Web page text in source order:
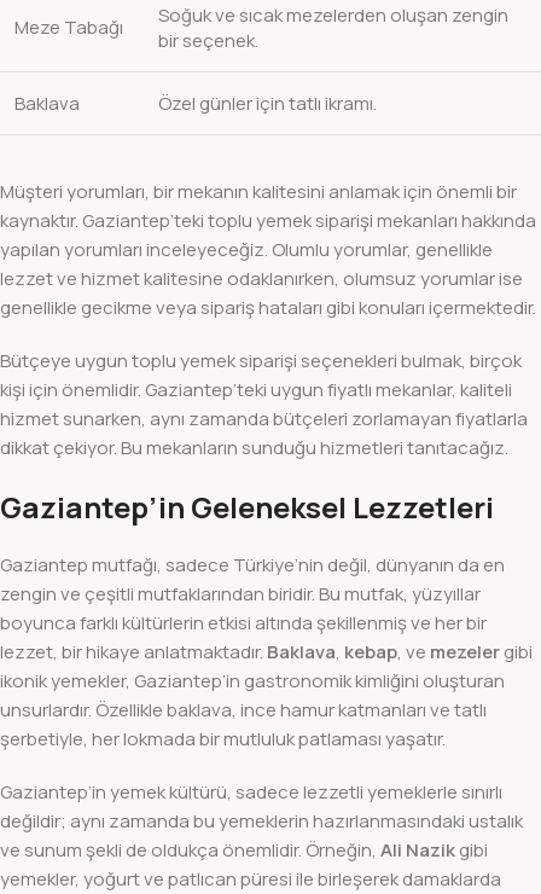
Meze Tabağı
Soğuk ve sıcak mezelerden oluşan zengin
bir seçenek.
Baklava Özel günler için tatlı ikramı.
Müşteri yorumları, bir mekanın kalitesini anlamak için önemli bir
kaynaktır. Gaziantep’teki toplu yemek siparişi mekanları hakkında
yapılan yorumları inceleyeceğiz. Olumlu yorumlar, genellikle
lezzet ve hizmet kalitesine odaklanırken, olumsuz yorumlar ise
genellikle gecikme veya sipariş hataları gibi konuları içermektedir.
Bütçeye uygun toplu yemek siparişi seçenekleri bulmak, birçok
kişi için önemlidir. Gaziantep’teki uygun fiyatlı mekanlar, kaliteli
hizmet sunarken, aynı zamanda bütçeleri zorlamayan fiyatlarla
dikkat çekiyor. Bu mekanların sunduğu hizmetleri tanıtacağız.
Gaziantep’in Geleneksel Lezzetleri
Gaziantep mutfağı, sadece Türkiye’nin değil, dünyanın da en
zengin ve çeşitli mutfaklarından biridir. Bu mutfak, yüzyıllar
boyunca farklı kültürlerin etkisi altında şekillenmiş ve her bir
lezzet, bir hikaye anlatmaktadır. Baklava, kebap, ve mezelergibi
ikonik yemekler, Gaziantep’in gastronomik kimliğini oluşturan
unsurlardır. Özellikle baklava, ince hamur katmanları ve tatlı
şerbetiyle, her lokmada bir mutluluk patlaması yaşatır.
Gaziantep’in yemek kültürü, sadece lezzetli yemeklerle sınırlı
değildir; aynı zamanda bu yemeklerin hazırlanmasındaki ustalık
ve sunum şekli de oldukça önemlidir. Örneğin, Ali Nazikgibi
yemekler, yoğurt ve patlıcan püresi ile birleşerek damaklarda